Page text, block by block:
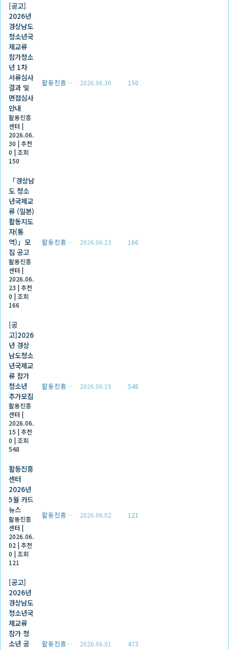
[공고]
2026년
경상남도
청소년국
제교류
참가청소
년 1차
서류심사
결과 및
면접심사
안내
활동진흥
센터 |
2026.06.
30 |추천
0 |조회
150
활동진흥센터 2026.06.30 150
「경상남
도 청소
년국제교
류 (일본)
활동지도
자(통
역)」모
집 공고
활동진흥
센터 |
2026.06.
23 |추천
0 |조회
166
활동진흥센터 2026.06.23 166
[공
고]2026
년 경상
남도청소
년국제교
류 참가
청소년
추가모집
활동진흥
센터 |
2026.06.
15 |추천
0 |조회
548
활동진흥센터 2026.06.15 548
활동진흥
센터
2026년
5월 카드
뉴스
활동진흥
센터 |
2026.06.
02 |추천
0 |조회
121
활동진흥센터 2026.06.02 121
[공고]
2026년
경상남도
청소년국
제교류
참가 청
소년 공
활동진흥센터 2026.06.01 473